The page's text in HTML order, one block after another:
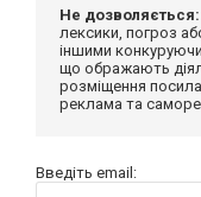
Не дозволяється:
лексики, погроз
іншими
що ображають
розміщення
реклама та
Введіть email: